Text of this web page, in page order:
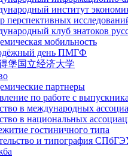
институт
перспективных
клуб знатоков
мобильность
день ПМГФ
堡国立经济大学
партнеры
по работе с
в международных
в национальных
гостиничного типа
и типография